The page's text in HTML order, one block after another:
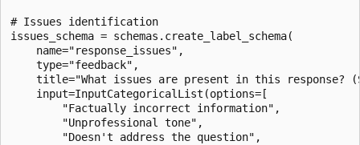
# Issues identification
issues_schema = schemas.create_label_schema(
    name="response_issues",
    type="feedback",
title="What issues are present in this response?
    input=InputCategoricalList(options=[
        "Factually incorrect information",
        "Unprofessional tone",
        "Doesn't address the question",